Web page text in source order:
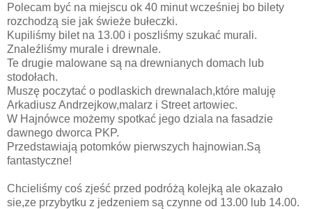
Polecam być na miejscu ok 40 minut wcześniej bo bilety
rozchodzą sie jak świeże bułeczki.
Kupiliśmy bilet na 13.00 i poszliśmy szukać murali.
Znaleźliśmy murale i drewnale.
Te drugie malowane są na drewnianych domach lub
stodołach.
Muszę poczytać o podlaskich drewnalach,które maluję
Arkadiusz Andrzejkow,malarz i Street artowiec.
W Hajnówce możemy spotkać jego dziala na fasadzie
dawnego dworca PKP.
Przedstawiają potomków pierwszych hajnowian.Są
fantastyczne!
Chcieliśmy coś zjeść przed podróżą kolejką ale okazało
sie,ze przybytku z jedzeniem są czynne od 13.00 lub 14.00.